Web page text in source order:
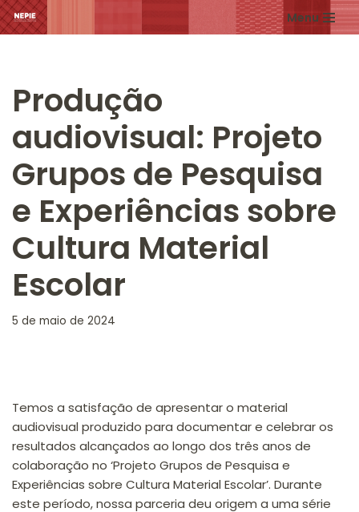
conteúdo
Menu
Produção
audiovisual: Projeto
Grupos de Pesquisa
e Experiências sobre
Cultura Material
Escolar
5 de maio de 2024
Temos a satisfação de apresentar o material
audiovisual produzido para documentar e celebrar os
resultados alcançados ao longo dos três anos de
colaboração no ‘Projeto Grupos de Pesquisa e
Experiências sobre Cultura Material Escolar’. Durante
este período, nossa parceria deu origem a uma série